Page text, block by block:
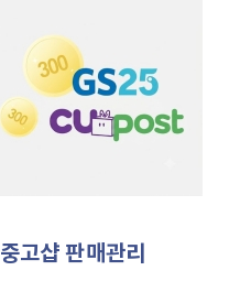
중고샵 판매관리